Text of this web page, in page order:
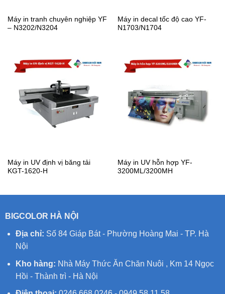
Máy in tranh chuyên nghiệp YF
– N3202/N3204
Máy in decal tốc độ cao YF-
N1703/N1704
Máy in UV định vị băng tải
KGT-1620-H
Máy in UV hỗn hợp YF-
3200ML/3200MH
BIGCOLOR HÀ NỘI
Địa chỉ: Số 84 Giáp Bát - Phường Hoàng Mai - TP. Hà
Nội
Kho hàng: Nhà Máy Thức Ăn Chăn Nuôi , Km 14 Ngọc
Hồi - Thành trì - Hà Nội